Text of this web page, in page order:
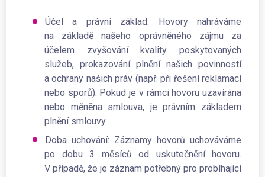
Účel a právní základ: Hovory nahráváme
na základě našeho oprávněného zájmu za
účelem zvyšování kvality poskytovaných
služeb, prokazování plnění našich povinností
a ochrany našich práv (např. při řešení reklamací
nebo sporů). Pokud je v rámci hovoru uzavírána
nebo měněna smlouva, je právním základem
plnění smlouvy.
Doba uchování: Záznamy hovorů uchováváme
po dobu 3 měsíců od uskutečnění hovoru.
V případě, že je záznam potřebný pro probíhající